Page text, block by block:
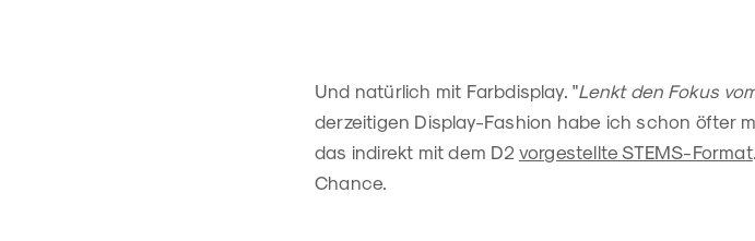
Und natürlich mit Farbdisplay. "Lenkt den Fokus
derzeitigen Display-Fashion habe ich schon öfter
das indirekt mit dem D2 vorgestellte STEMS-Format
Chance.